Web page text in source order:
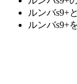
ルンバs9+
ルンバs9+